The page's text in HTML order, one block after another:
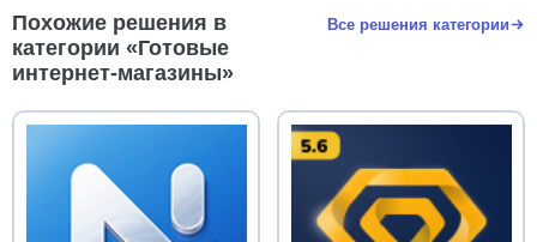
Похожие решения в
категории «Готовые
интернет-магазины»
Все решения категории